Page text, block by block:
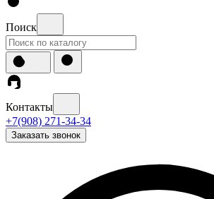
Поиск
Контакты
+7(908) 271-34-34
Заказать звонок